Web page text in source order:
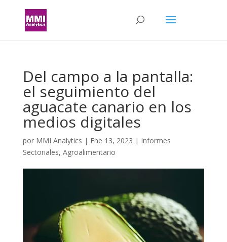
Del campo a la pantalla:
el seguimiento del
aguacate canario en los
medios digitales
por MMI Analytics | Ene 13, 2023 | Informes
Sectoriales, Agroalimentario